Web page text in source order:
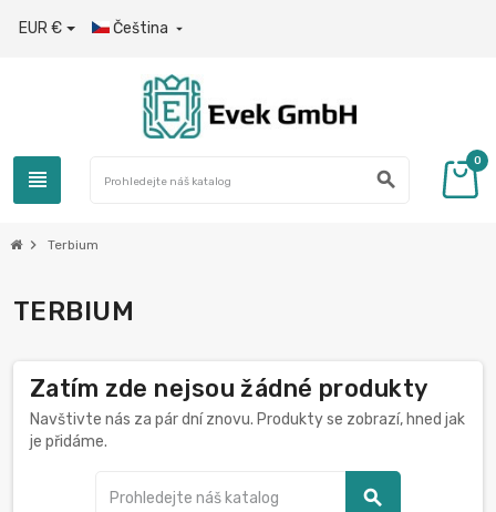
EUR € Čeština 
view_headline search
0
chevron_right Terbium
TERBIUM
Zatím zde nejsou žádné produkty
Navštivte nás za pár dní znovu. Produkty se zobrazí, hned jak
je přidáme.
search